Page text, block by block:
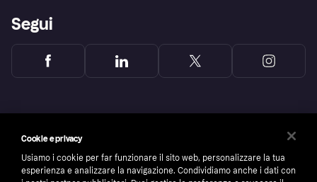
Segui
Cookie e privacy
Usiamo i cookie per far funzionare il sito web, personalizzare la tua
esperienza e analizzare la navigazione. Condividiamo anche i dati con